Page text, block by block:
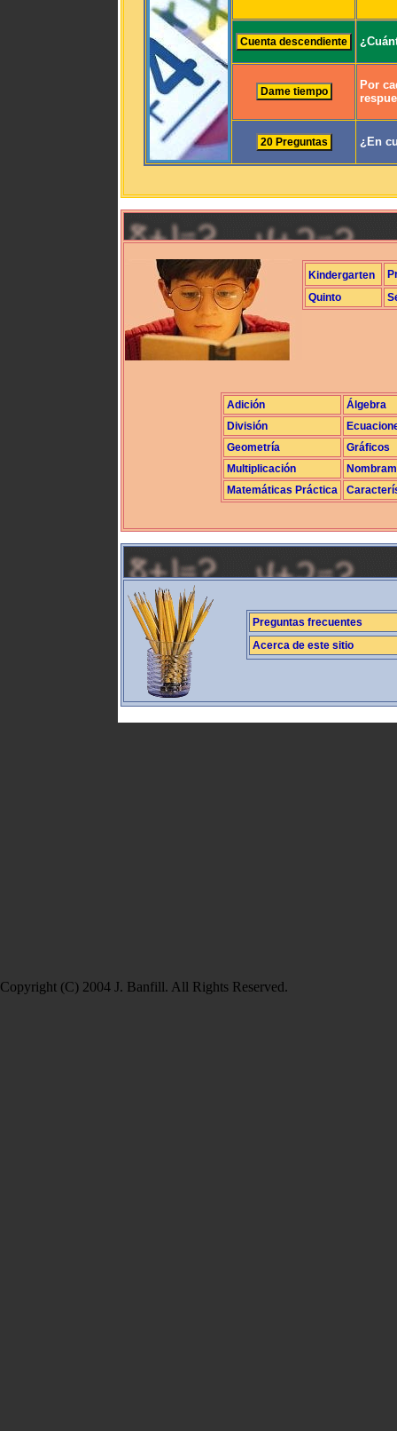
Por
¿En
Kindergarten
Quinto
Adición
Álgebra
División
Geometría
Gráficos
Multiplicación
Matemáticas Práctica
Preguntas frecuentes
Acerca de este sitio
Copyright (C) 2004 J. Banfill. All Rights Reserved.